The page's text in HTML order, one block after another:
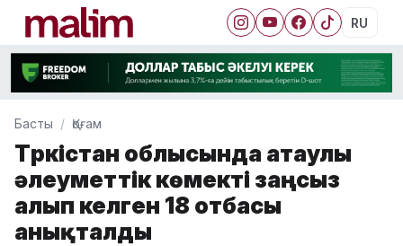
RU
Басты Қоғам
Түркістан облысында атаулы
әлеуметтік көмекті заңсыз
алып келген 18 отбасы
анықталды